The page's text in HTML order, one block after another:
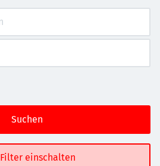
Suchen
Filter einschalten